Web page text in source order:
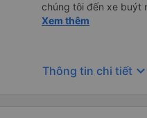
chúng tôi đến xe buýt
Chúng tôi khởi hành
đến Sa Pa muộn 30
buýt nên hãy cân
khu vực đường cao
Xem thêm
Thông tin chi tiết keyboard_arrow_down